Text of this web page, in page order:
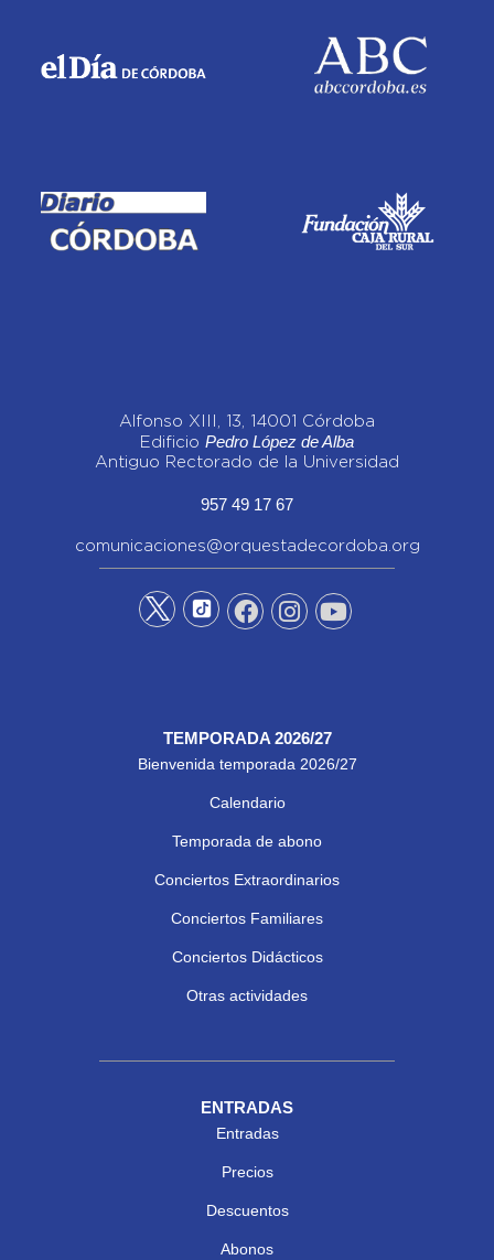
Alfonso XIII, 13, 14001 Córdoba
Edificio Pedro López de Alba
Antiguo Rectorado de la Universidad
957 49 17 67
comunicaciones@orquestadecordoba.org
TEMPORADA 2026/27
Bienvenida temporada 2026/27
Calendario
Temporada de abono
Conciertos Extraordinarios
Conciertos Familiares
Conciertos Didácticos
Otras actividades
ENTRADAS
Entradas
Precios
Descuentos
Abonos